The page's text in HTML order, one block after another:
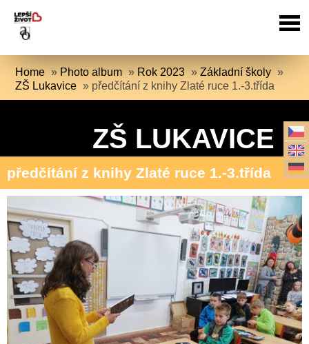
Home » Photo album » Rok 2023 »Základní školy »
ZŠ Lukavice » předčítání z knihy Zlaté ruce 1.-3.třída
ZŠ LUKAVICE
předčítání z knihy Zlaté ruce 1.-3.třída